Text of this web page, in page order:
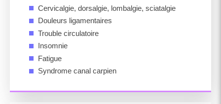
Cervicalgie, dorsalgie, lombalgie, sciatalgie
Douleurs ligamentaires
Trouble circulatoire
Insomnie
Fatigue
Syndrome canal carpien